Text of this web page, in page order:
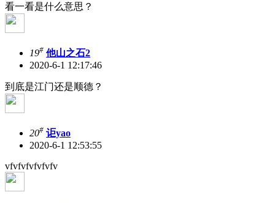
看一看是什么意思？
19# 他山之石2
2020-6-1 12:17:46
到底是江门还是顺德？
20# 讵yao
2020-6-1 12:53:55
vfvfvfvfvfvfv